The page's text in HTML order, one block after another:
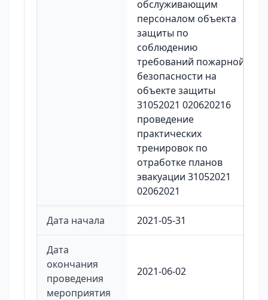
обслуживающим
персоналом объекта
защиты по
соблюдению
требований пожарной
безопасности на
объекте защиты
31052021 020620216
проведение
практических
тренировок по
отработке планов
эвакуации 31052021
02062021
Дата начала 2021-05-31
Дата
окончания
проведения
мероприятия
2021-06-02